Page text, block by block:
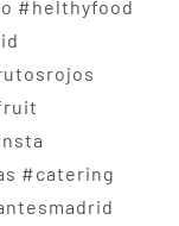
#helthyfood
#catering